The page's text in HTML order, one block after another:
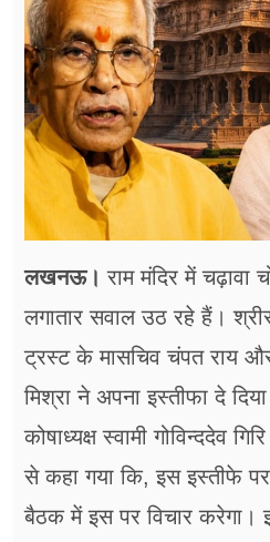
सेहत
ब्‍यूटी
जॉब्स
शिक्षा
अन्य खबरें
लखनऊ। राम मंदिर में चढ़ावा
लगातार सवाल उठ रहे हैं।
ट्रस्ट के मासचिव चंपत राय
मिश्रा ने अपना इस्तीफा दे
कोषाध्यक्ष स्वामी गोविन्ददेव
से कहा गया कि, इस इस्तीफे
बैठक में इस पर विचार करेगा।